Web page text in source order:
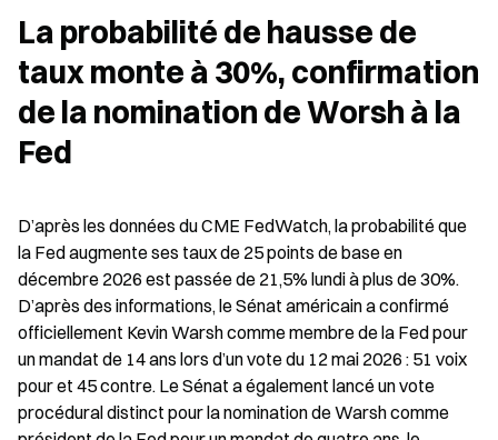
La probabilité de hausse de
taux monte à 30%, confirmation
de la nomination de Worsh à la
Fed
D’après les données du CME FedWatch, la probabilité que
la Fed augmente ses taux de 25 points de base en
décembre 2026 est passée de 21,5% lundi à plus de 30%.
D’après des informations, le Sénat américain a confirmé
officiellement Kevin Warsh comme membre de la Fed pour
un mandat de 14 ans lors d’un vote du 12 mai 2026 : 51 voix
pour et 45 contre. Le Sénat a également lancé un vote
procédural distinct pour la nomination de Warsh comme